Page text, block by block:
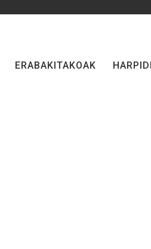
ERABAKITAKOAK